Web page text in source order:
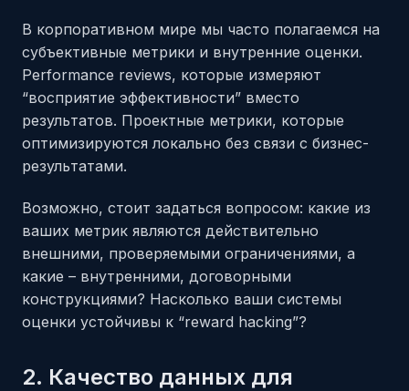
В корпоративном мире мы часто полагаемся на
субъективные метрики и внутренние оценки.
Performance reviews, которые измеряют
“восприятие эффективности” вместо
результатов. Проектные метрики, которые
оптимизируются локально без связи с бизнес-
результатами.
Возможно, стоит задаться вопросом: какие из
ваших метрик являются действительно
внешними, проверяемыми ограничениями, а
какие – внутренними, договорными
конструкциями? Насколько ваши системы
оценки устойчивы к “reward hacking”?
2. Качество данных для